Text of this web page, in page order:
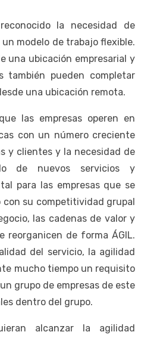
la necesidad de
modelo de trabajo flexible.
una ubicación empresarial y
también pueden completar
una ubicación remota.
las empresas operen en
con un número creciente
y clientes y la necesidad de
de nuevos servicios y
para las empresas que se
con su competitividad grupal
las cadenas de valor y
reorganicen de forma ÁGIL.
del servicio, la agilidad
mucho tiempo un requisito
grupo de empresas de este
dentro del grupo.
alcanzar la agilidad